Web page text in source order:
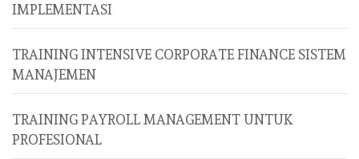
IMPLEMENTASI
TRAINING INTENSIVE CORPORATE FINANCE SISTEM
MANAJEMEN
TRAINING PAYROLL MANAGEMENT UNTUK
PROFESIONAL